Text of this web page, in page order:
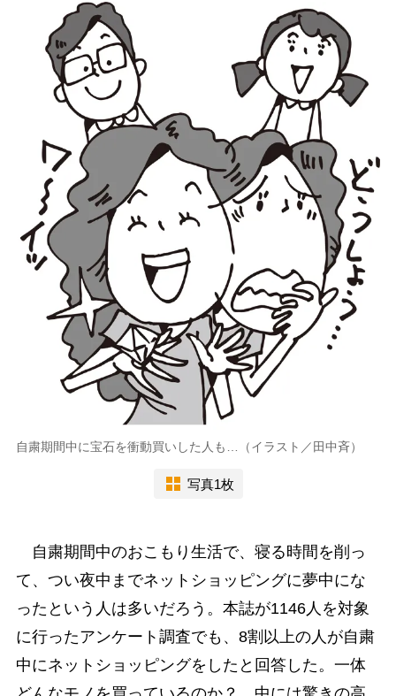
自粛期間中に宝石を衝動買いした人も…（イラスト／田中斉）
写真1枚
自粛期間中のおこもり生活で、寝る時間を削っ
て、つい夜中までネットショッピングに夢中にな
ったという人は多いだろう。本誌が1146人を対象
に行ったアンケート調査でも、8割以上の人が自粛
中にネットショッピングをしたと回答した。一体